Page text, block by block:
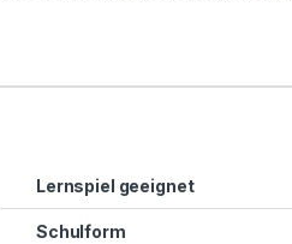
Lernspiel geeignet
Schulform